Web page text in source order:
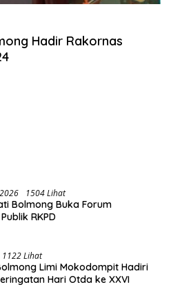
Hadir Rakornas
1504 Lihat
Bolmong Buka Forum
RKPD
1122 Lihat
Limi Mokodompit Hadiri
Hari Otda ke XXVI